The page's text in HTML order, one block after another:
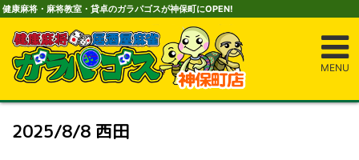
健康麻将・麻将教室・貸卓のガラパゴスが神保町にOPEN!
MENU
2025/8/8 西田